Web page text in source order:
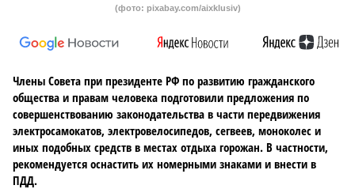
(фото: pixabay.com/aixklusiv)
Члены Совета при президенте РФ по развитию гражданского
общества и правам человека подготовили предложения по
совершенствованию законодательства в части передвижения
электросамокатов, электровелосипедов, сегвеев, моноколес и
иных подобных средств в местах отдыха горожан. В частности,
рекомендуется оснастить их номерными знаками и внести в
ПДД.